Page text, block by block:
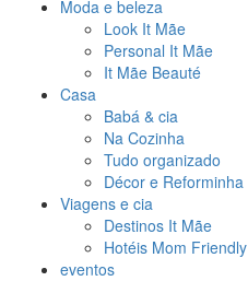
Moda e beleza
Look It Mãe
Personal It Mãe
It Mãe Beauté
Casa
Babá & cia
Na Cozinha
Tudo organizado
Décor e Reforminha
Viagens e cia
Destinos It Mãe
Hotéis Mom Friendly
eventos